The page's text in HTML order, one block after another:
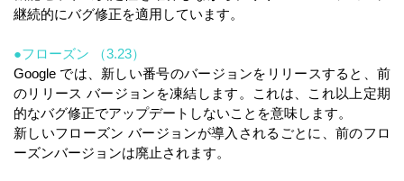
継続的にバグ修正を適用しています。
●フローズン （3.23）
Google では、新しい番号のバージョンをリリースすると、前
のリリース バージョンを凍結します。これは、これ以上定期
的なバグ修正でアップデートしないことを意味します。
新しいフローズン バージョンが導入されるごとに、前のフロ
ーズンバージョンは廃止されます。